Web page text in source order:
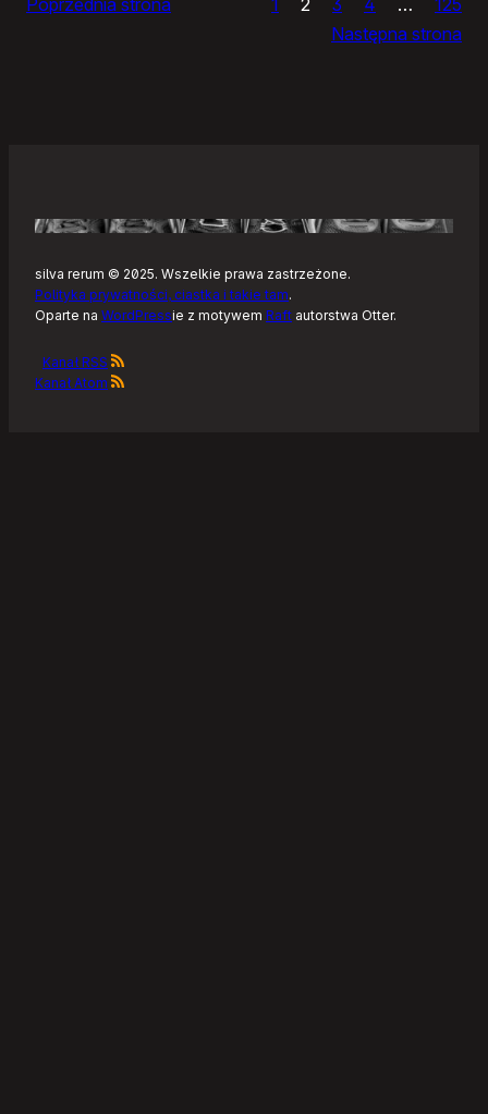
Następna strona
silva rerum © 2025. Wszelkie prawa zastrzeżone.
Polityka prywatności, ciastka i takie tam.
Oparte na WordPressie z motywem Raft autorstwa Otter.
Kanał RSS
Kanał Atom